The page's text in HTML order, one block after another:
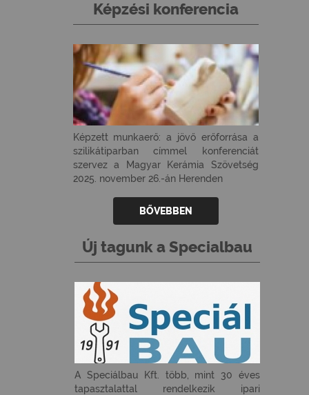
Képzési konferencia
Képzett munkaerő: a jövő erőforrása a
szilikátiparban címmel konferenciát
szervez a Magyar Kerámia Szövetség
2025. november 26.-án Herenden
BŐVEBBEN
Új tagunk a Specialbau
A Speciálbau Kft. több, mint 30 éves
tapasztalattal rendelkezik ipari